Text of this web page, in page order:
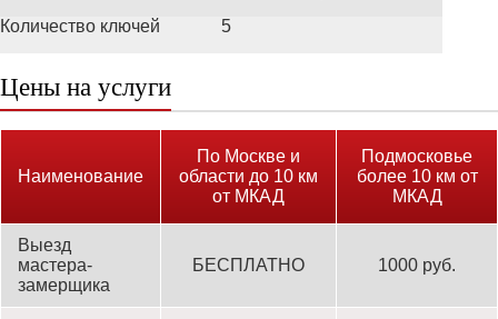
Количество ключей
5
Цены на услуги
Наименование
По Москве и
области до 10 км
от МКАД
Подмосковье
более 10 км от
МКАД
Выезд
мастера-
замерщика
БЕСПЛАТНО 1000 руб.